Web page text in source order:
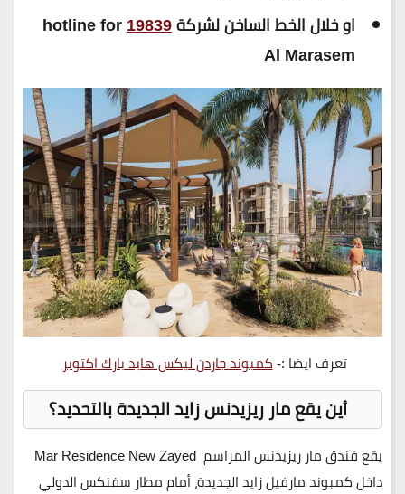
او خلال الخط الساخن لشركة19839
hotline for
Al Marasem
تعرف ايضا :-كمبوند جاردن ليكس هايد بارك اكتوبر
أين يقع مار ريزيدنس زايد الجديدة بالتحديد؟
يقعفندق مار ريزيدنس المراسم Mar Residence New Zayed
داخل كمبوند مارفيل زايد الجديدة، أماممطار سفنكس الدولي